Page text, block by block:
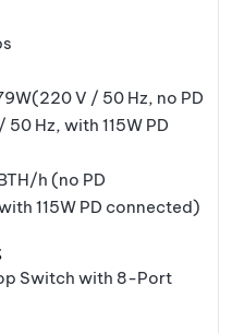
V / 50 Hz, no PD
Hz, with 115W PD
h (no PD
115W PD connected)
Switch with 8-Port